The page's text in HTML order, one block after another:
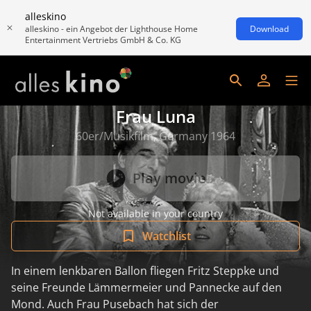
alleskino
alleskino - ein Angebot der Lighthouse Home
Entertainment Vertriebs GmbH & Co. KG
Download
Frau Luna
60er/Musikfilm, Germany 1964
Play movie
Not available in your country
Watchlist
In einem lenkbaren Ballon fliegen Fritz Steppke und
seine Freunde Lämmermeier und Pannecke auf den
Mond. Auch Frau Pusebach hat sich der